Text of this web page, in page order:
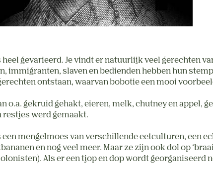
gevarieerd. Je vindt er natuurlijk veel gerechten
immigranten, slaven en bedienden hebben hun
ontstaan, waarvan bobotie een mooi
o.a. gekruid gehakt, eieren, melk, chutney en appel,
restjes werd gemaakt.
mengelmoes van verschillende eetculturen, een
en nog veel meer. Maar ze zijn ook dol op
Als er een tjop en dop wordt georganiseerd